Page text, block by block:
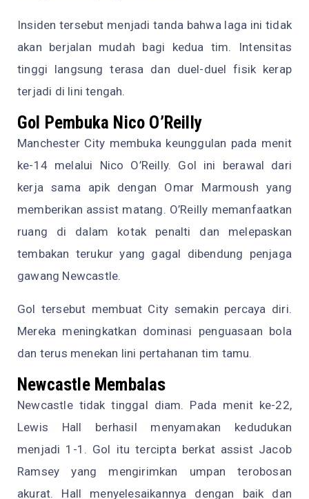
Insiden tersebut menjadi tanda bahwa laga ini tidak
akan berjalan mudah bagi kedua tim. Intensitas
tinggi langsung terasa dan duel-duel fisik kerap
terjadi di lini tengah.
Gol Pembuka Nico O’Reilly
Manchester City membuka keunggulan pada menit
ke-14 melalui Nico O’Reilly. Gol ini berawal dari
kerja sama apik dengan Omar Marmoush yang
memberikan assist matang. O’Reilly memanfaatkan
ruang di dalam kotak penalti dan melepaskan
tembakan terukur yang gagal dibendung penjaga
gawang Newcastle.
Gol tersebut membuat City semakin percaya diri.
Mereka meningkatkan dominasi penguasaan bola
dan terus menekan lini pertahanan tim tamu.
Newcastle Membalas
Newcastle tidak tinggal diam. Pada menit ke-22,
Lewis Hall berhasil menyamakan kedudukan
menjadi 1-1. Gol itu tercipta berkat assist Jacob
Ramsey yang mengirimkan umpan terobosan
akurat. Hall menyelesaikannya dengan baik dan